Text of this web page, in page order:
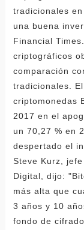
tradicionales
una buena
Financial
criptográficos
comparación
tradicionales.
criptomonedas
2017 en el
un 70,27 % en
despertado el
Steve Kurz,
Digital, dijo:
más alta que
3 años y 10
fondo de